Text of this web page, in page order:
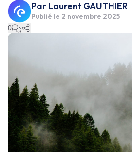
Par Laurent GAUTHIER
Publié le 2 novembre 2025
0